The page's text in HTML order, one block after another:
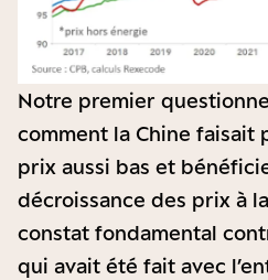
Notre premier
comment la Chine faisait
prix aussi bas et
décroissance des prix à
constat fondamental
qui avait été fait avec